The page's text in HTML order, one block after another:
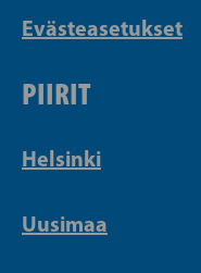
Evästeasetukset
PIIRIT
Helsinki
Uusimaa